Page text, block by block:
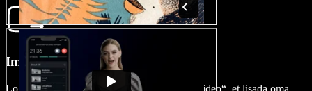
Impordi oma video
Lohista ja dropi või vajuta lihtsalt „Impordi video“, et lisada oma